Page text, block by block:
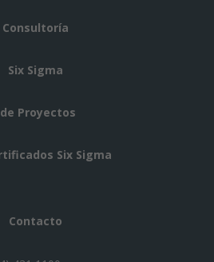
Consultoría
Six Sigma
Proyectos
Six Sigma
Contacto